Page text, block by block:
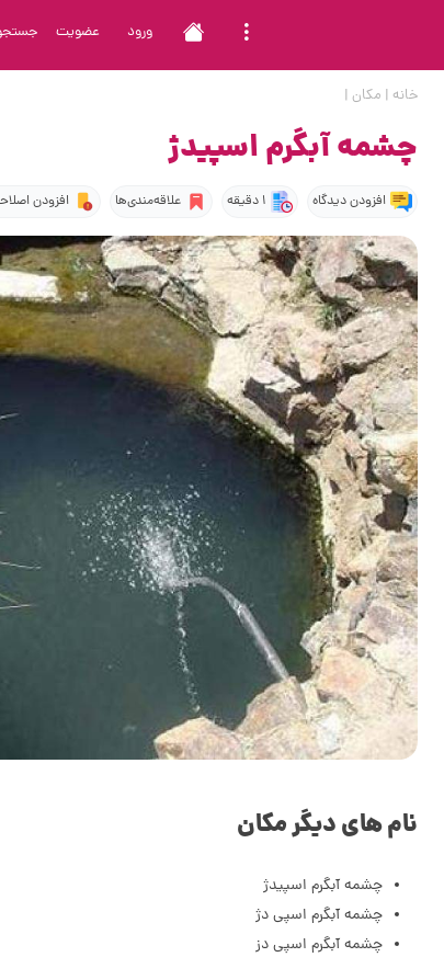
ورود عضویت
خانه | مکان |
چشمه آبگرم اسپیدژ
افزودن دیدگاه 1 دقیقه علاقه‌مندی‌ها افزودن
نام های دیگر مکان
چشمه آبگرم اسپیدژ
چشمه آبگرم اسپی دژ
چشمه آبگرم اسپی دز